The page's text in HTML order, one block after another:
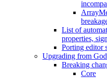
List of
properties,
Porting editor
Upgrading from
Breaking
Core